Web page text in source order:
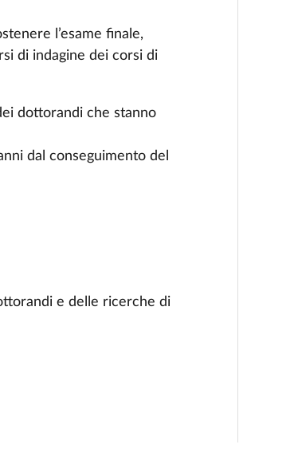
l’esame finale,
di indagine dei corsi di
dottorandi che stanno
dal conseguimento del
e delle ricerche di